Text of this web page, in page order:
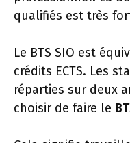
qualifiés est très
Le BTS SIO est
crédits ECTS. Les
réparties sur deux
choisir de faire le